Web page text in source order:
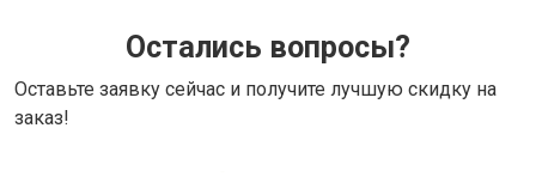
Остались вопросы?
Оставьте заявку сейчас и получите лучшую скидку на
заказ!